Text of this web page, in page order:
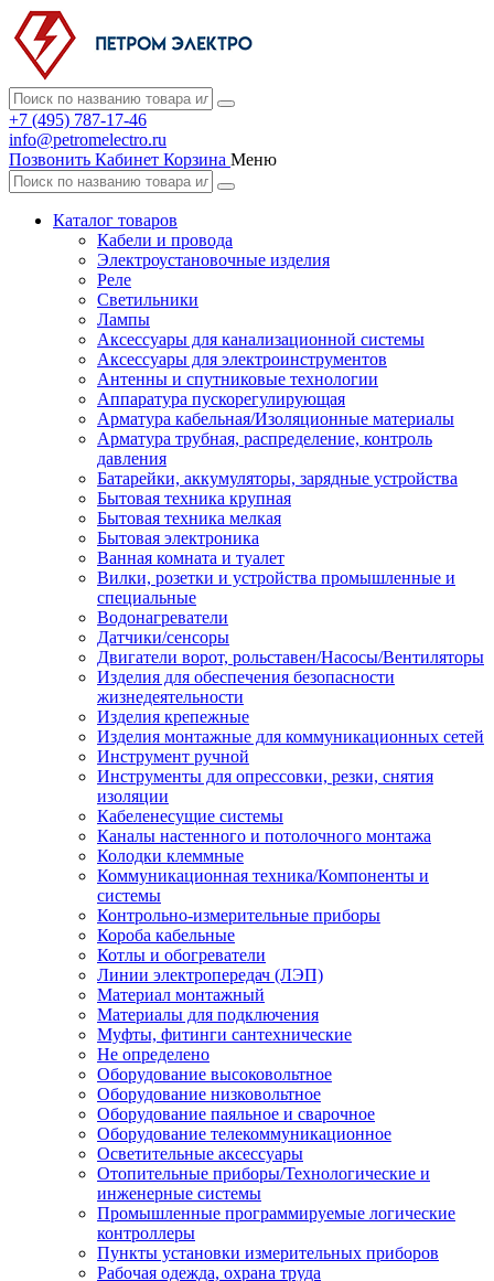
+7 (495) 787-17-46
info@petromelectro.ru
Позвонить Кабинет Корзина Меню
Каталог товаров
Кабели и провода
Электроустановочные изделия
Реле
Светильники
Лампы
Аксессуары для канализационной системы
Аксессуары для электроинструментов
Антенны и спутниковые технологии
Аппаратура пускорегулирующая
Арматура кабельная/Изоляционные материалы
Арматура трубная, распределение, контроль
давления
Батарейки, аккумуляторы, зарядные устройства
Бытовая техника крупная
Бытовая техника мелкая
Бытовая электроника
Ванная комната и туалет
Вилки, розетки и устройства промышленные и
специальные
Водонагреватели
Датчики/сенсоры
Двигатели ворот, рольставен/Насосы/Вентиляторы
Изделия для обеспечения безопасности
жизнедеятельности
Изделия крепежные
Изделия монтажные для коммуникационных сетей
Инструмент ручной
Инструменты для опрессовки, резки, снятия
изоляции
Кабеленесущие системы
Каналы настенного и потолочного монтажа
Колодки клеммные
Коммуникационная техника/Компоненты и
системы
Контрольно-измерительные приборы
Короба кабельные
Котлы и обогреватели
Линии электропередач (ЛЭП)
Материал монтажный
Материалы для подключения
Муфты, фитинги сантехнические
Не определено
Оборудование высоковольтное
Оборудование низковольтное
Оборудование паяльное и сварочное
Оборудование телекоммуникационное
Осветительные аксессуары
Отопительные приборы/Технологические и
инженерные системы
Промышленные программируемые логические
контроллеры
Пункты установки измерительных приборов
Рабочая одежда, охрана труда